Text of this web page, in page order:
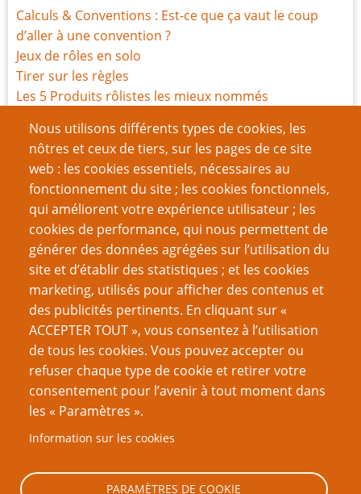
Nous utilisons différents types de cookies, les
nôtres et ceux de tiers, sur les pages de ce site
web : les cookies essentiels, nécessaires au
fonctionnement du site ; les cookies fonctionnels,
qui améliorent votre expérience utilisateur ; les
cookies de performance, qui nous permettent de
générer des données agrégées sur l’utilisation du
site et d’établir des statistiques ; et les cookies
marketing, utilisés pour afficher des contenus et
des publicités pertinents. En cliquant sur «
ACCEPTER TOUT », vous consentez à l’utilisation
de tous les cookies. Vous pouvez accepter ou
refuser chaque type de cookie et retirer votre
consentement pour l’avenir à tout moment dans
les « Paramètres ».
Information sur les cookies
PARAMÈTRES DE COOKIE
Calculs & Conventions : Est-ce que ça vaut le coup
d’aller à une convention ?
Jeux de rôles en solo
Tirer sur les règles
Les 5 Produits rôlistes les mieux nommés
Critique de It’s a Dog Life (2003)
Cinq Raisons qui font que Good Games Hurstville est
la meilleure boutique de jeux que j'aie jamais vue
Le Genre englobe la création
Juste, rapide, généreux, varié, imprévisible
L'Art de faire connaitre son art
Pagination
Page
précédente
‹‹ 2
Page
suivante
››
VOUS AIMEREZ AUSSI
Dossier Mausritter
Improviser une scène de crime
Faut-il vraiment tout planifier ?